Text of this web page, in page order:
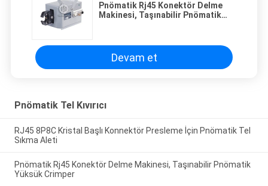
Pnömatik Rj45 Konektör Delme
Makinesi, Taşınabilir Pnömatik
Devam et
Pnömatik Tel Kıvırıcı
RJ45 8P8C Kristal Başlı Konnektör Presleme İçin Pnömatik Tel
Sıkma Aleti
Pnömatik Rj45 Konektör Delme Makinesi, Taşınabilir Pnömatik
Yüksük Crimper